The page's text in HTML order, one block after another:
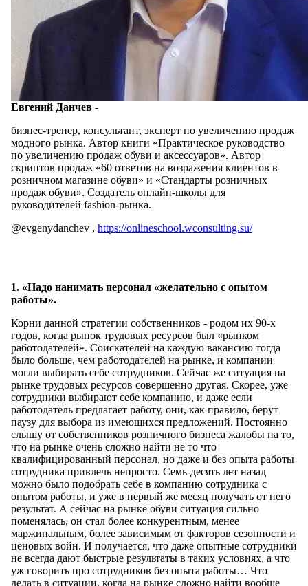
Евгений Данчев -
бизнес-тренер, консультант, эксперт по увеличению продаж
модного рынка. Автор книги «Практическое руководство
по увеличению продаж обуви и аксессуаров». Автор
скриптов продаж «60 ответов на возражения клиентов в
розничном магазине обуви» и «Стандарты розничных
продаж обуви». Создатель онлайн-школы для
руководителей fashion-рынка.
@evgenydanchev , https://onlineschool.wconsulting.su/
1. «Надо нанимать персонал «желательно с опытом
работы».
Корни данной стратегии собственников - родом их 90-х
годов, когда рынок трудовых ресурсов был «рынком
работодателей». Соискателей на каждую вакансию тогда
было больше, чем работодателей на рынке, и компании
могли выбирать себе сотрудников. Сейчас же ситуация на
рынке трудовых ресурсов совершенно другая. Скорее, уже
сотрудники выбирают себе компанию, и даже если
работодатель предлагает работу, они, как правило, берут
паузу для выбора из имеющихся предложений. Постоянно
слышу от собственников розничного бизнеса жалобы на то,
что на рынке очень сложно найти не то что
квалифицированный персонал, но даже и без опыта работы
сотрудника привлечь непросто. Семь-десять лет назад
можно было подобрать себе в компанию сотрудника с
опытом работы, и уже в первый же месяц получать от него
результат. А сейчас на рынке обуви ситуация сильно
поменялась, он стал более конкурентным, менее
маржинальным, более зависимым от факторов сезонности и
ценовых войн. И получается, что даже опытные сотрудники
не всегда дают быстрые результаты в таких условиях, а что
уж говорить про сотрудников без опыта работы… Что
делать в ситуации, когда на рынке сложно найти вообще